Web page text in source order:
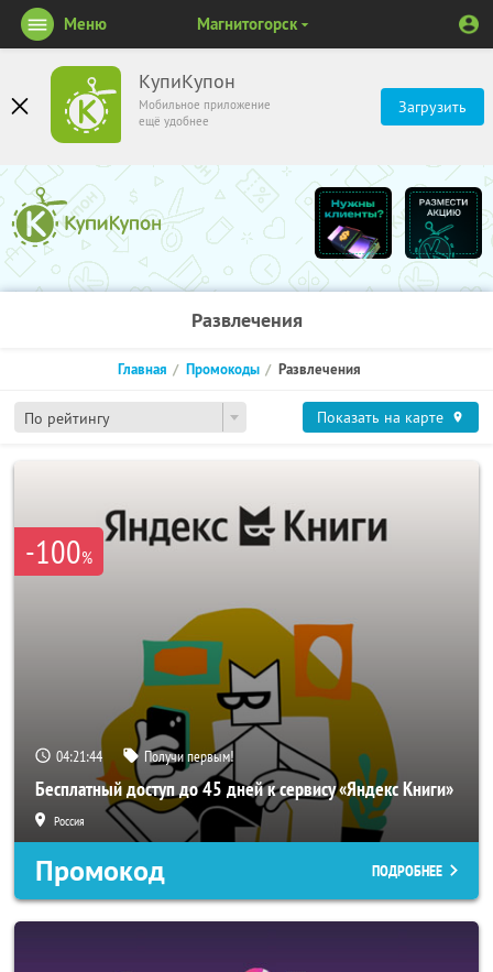
КупиКупон
Мобильное приложение
ещё удобнее
Загрузить
Меню Магнитогорск
Развлечения
По рейтингу
Главная Промокоды Развлечения
Показать на карте
-100%
04:21:44 Получи первым!
Бесплатный доступ до 45 дней к сервису «Яндекс Книги»
Россия
Промокод ПОДРОБНЕЕ